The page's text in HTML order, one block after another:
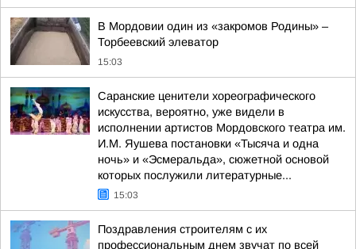
В Мордовии один из «закромов Родины» –
Торбеевский элеватор
15:03
Саранские ценители хореографического
искусства, вероятно, уже видели в
исполнении артистов Мордовского театра им.
И.М. Яушева постановки «Тысяча и одна
ночь» и «Эсмеральда», сюжетной основой
которых послужили литературные...
15:03
Поздравления строителям с их
профессиональным днем звучат по всей